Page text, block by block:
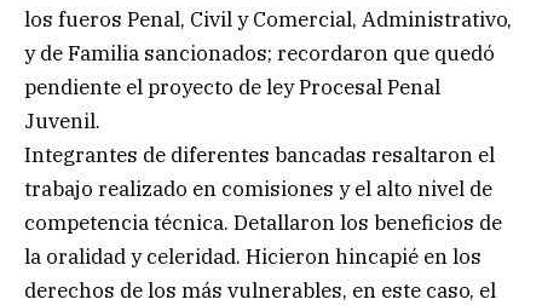
los fueros Penal, Civil y Comercial, Administrativo,
y de Familia sancionados; recordaron que quedó
pendiente el proyecto de ley Procesal Penal
Juvenil.
Integrantes de diferentes bancadas resaltaron el
trabajo realizado en comisiones y el alto nivel de
competencia técnica. Detallaron los beneficios de
la oralidad y celeridad. Hicieron hincapié en los
derechos de los más vulnerables, en este caso, el